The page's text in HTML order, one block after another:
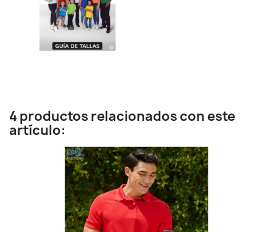
4 productos relacionados con este
artículo: